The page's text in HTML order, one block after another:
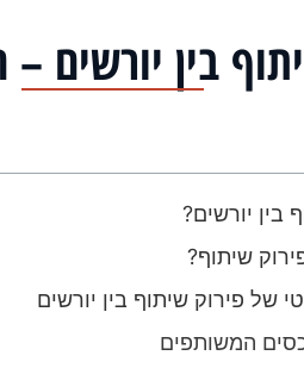
בין יורשים
בין יורשים?
שיתוף?
של פירוק שיתוף בין יורשים
המשותפים